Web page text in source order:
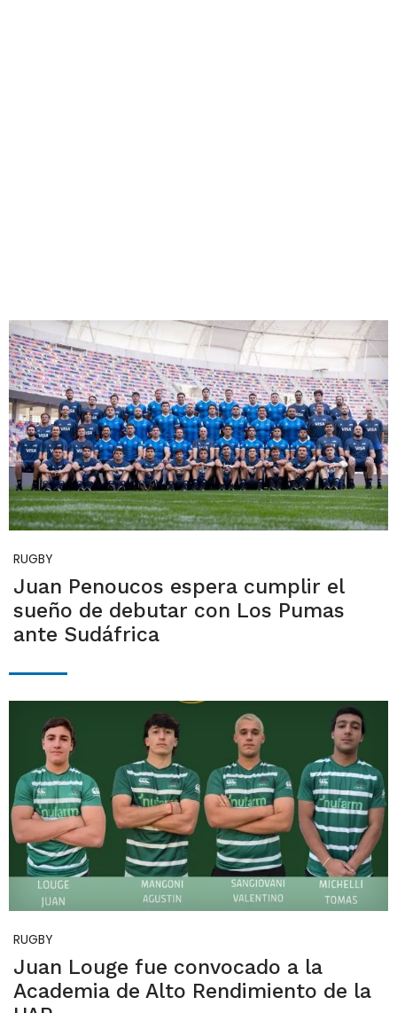
RUGBY
Juan Penoucos espera cumplir el
sueño de debutar con Los Pumas
ante Sudáfrica
RUGBY
Juan Louge fue convocado a la
Academia de Alto Rendimiento de la